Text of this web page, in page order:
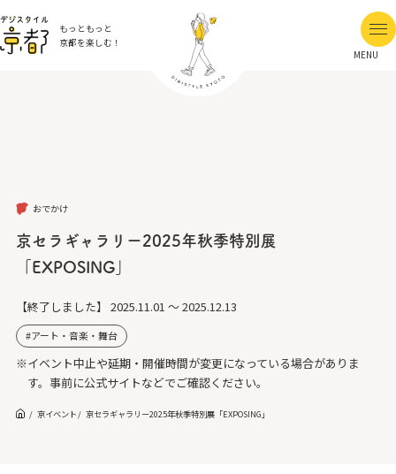
もっともっと
京都を楽しむ！
MENU
おでかけ
京セラギャラリー2025年秋季特別展
「EXPOSING」
【終了しました】 2025.11.01 ～ 2025.12.13
アート・音楽・舞台
※イベント中止や延期・開催時間が変更になっている場合がありま
す。事前に公式サイトなどでご確認ください。
京イベント 京セラギャラリー2025年秋季特別展「EXPOSING」